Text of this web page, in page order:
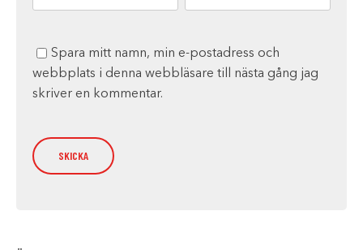
Spara mitt namn, min e-postadress och
webbplats i denna webbläsare till nästa gång jag
skriver en kommentar.